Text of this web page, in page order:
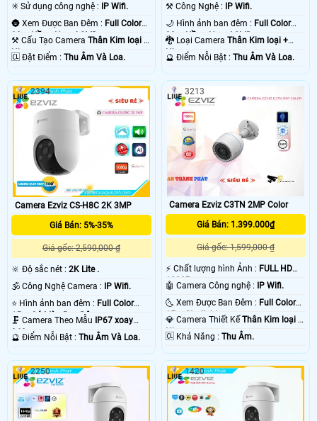
✳️ Sử dụng công nghệ : IP Wifi.
🌚 Xem Được Ban Đêm : Full Color
30m Hồng Ngoại SMD.
⚒ Cấu Tạo Camera Thân Kim loại +
Nhựa.
️🆑 Đặt Điểm : Thu Âm Và Loa.
⚒ Công Nghệ : IP Wifi.
🌙 Hình ảnh ban đêm : Full Color
30m Hồng Ngoại SMD.
🐉️ Loại CameraThân Kim loại +
Nhựa.
️🔮 Điểm Nỗi Bật :Thu Âm Và Loa.
Camera Ezviz CS-H8C 2K 3MP
Giá Bán: 5%-35%
Giá gốc: 2,590,000 ₫
🔆 Độ sắc nét : 2K Lite .
🕉️ Công Nghệ Camera :
IP Wifi.
⭐ Hình ảnh ban đêm : Full Color
15m Có Màu Ban Ðêm.
🗜️ Camera Theo Mẫu
IP67 xoay
360.
️🔮 Điểm Nỗi Bật : Thu Âm Và Loa.
2394
Camera Ezviz C3TN 2MP Color
Giá Bán: 1.399.000₫
Giá gốc: 1,599,000 ₫
️⚡ Chất lượng hình Ảnh : FULL HD
1080P .
🤖️ Camera Công nghệ :
IP Wifi.
🌜 Xem Được Ban Đêm : Full Color
15m Starlight.
💎 Camera Thiết KếThân Kim loại +
Nhựa.
️🆑 Khả Năng :Thu Âm.
3213
2250 1420